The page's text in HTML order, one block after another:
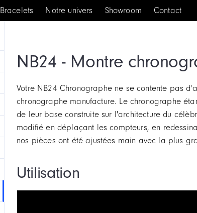
Bracelets Notre univers Showroom Contact
NB24 - Montre
Votre NB24 Chronographe ne se contente pas
chronographe manufacture. Le chronographe
de leur base construite sur l'architecture du
modifié en déplaçant les compteurs, en
nos pièces ont été ajustées main avec la plus
Utilisation